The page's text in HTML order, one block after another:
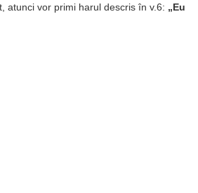
atunci vor primi harul descris în v.6: „Eu